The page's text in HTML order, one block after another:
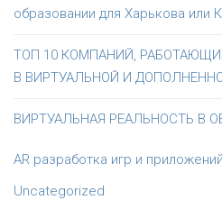
образовании для Харькова или
ТОП 10 КОМПАНИЙ,
В ВИРТУАЛЬНОЙ И
ВИРТУАЛЬНАЯ РЕАЛЬНОСТЬ В
AR разработка игр и приложений
Uncategorized